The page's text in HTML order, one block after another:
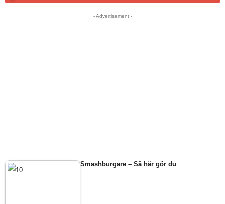
- Advertisement -
Smashburgare – Så här gör du